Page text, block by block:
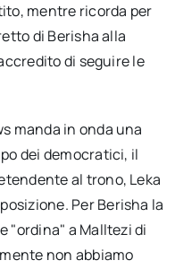
mentre ricorda per
di Berisha alla
di seguire le
manda in onda una
dei democratici, il
al trono, Leka
Per Berisha la
"ordina" a Malltezi di
non abbiamo